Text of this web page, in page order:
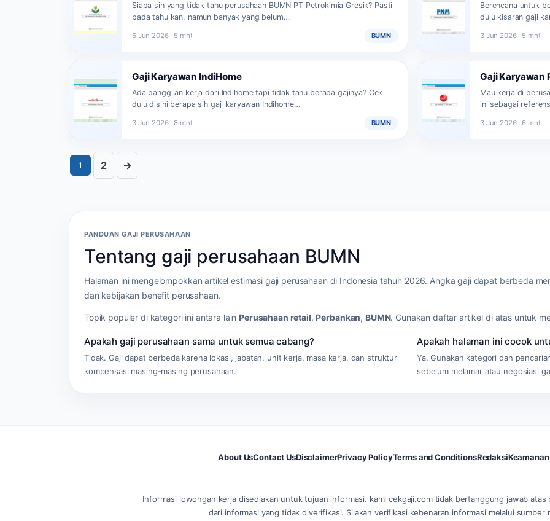
Siapa sih yang tidak tahu perusahaan BUMN PT Petrokimia Gresik? Pasti
pada tahu kan, namun banyak yang belum…
6 Jun 2026 · 5 mnt BUMN
Berencana untuk
dulu kisaran gaji
3 Jun 2026 · 5 mnt
Gaji Karyawan IndiHome
Ada panggilan kerja dari Indihome tapi tidak tahu berapa gajinya? Cek
dulu disini berapa sih gaji karyawan Indihome…
3 Jun 2026 · 8 mnt BUMN
Gaji Karyawan
Mau kerja di
ini sebagai
3 Jun 2026 · 6 mnt
1 2 →
PANDUAN GAJI PERUSAHAAN
Tentang gaji perusahaan BUMN
Halaman ini mengelompokkan artikel estimasi gaji perusahaan di Indonesia tahun 2026. Angka gaji dapat berbeda
dan kebijakan benefit perusahaan.
Topik populer di kategori ini antara lain Perusahaan retail, Perbankan, BUMN. Gunakan daftar artikel di atas untuk
Apakah gaji perusahaan sama untuk semua cabang?
Tidak. Gaji dapat berbeda karena lokasi, jabatan, unit kerja, masa kerja, dan struktur
kompensasi masing-masing perusahaan.
Apakah halaman ini cocok
Ya. Gunakan kategori dan
sebelum melamar atau negosiasi
About UsContact UsDisclaimerPrivacy PolicyTerms and ConditionsRedaksi
Informasi lowongan kerja disediakan untuk tujuan informasi. kami cekgaji.com tidak bertanggung jawab
dari informasi yang tidak diverifikasi. Silakan verifikasi kebenaran informasi melalui sumber